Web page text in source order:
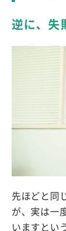
逆に、失
先ほどと同
が、実は一
いますとい